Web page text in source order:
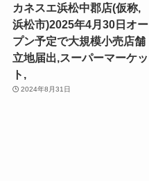
カネスエ浜松中郡店(仮称,
浜松市)2025年4月30日オー
プン予定で大規模小売店舗
立地届出,スーパーマーケッ
ト,
2024年8月31日